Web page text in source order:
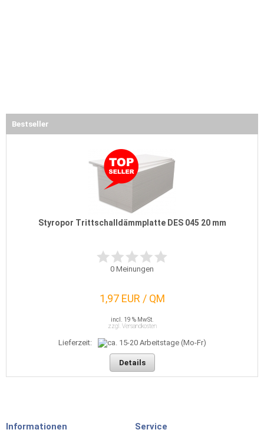
Bestseller
Styropor Trittschalldämmplatte DES 045 20 mm
0 Meinungen
1,97 EUR / QM
incl. 19 % MwSt.
zzgl. Versandkosten
Lieferzeit:
Details
Informationen Service